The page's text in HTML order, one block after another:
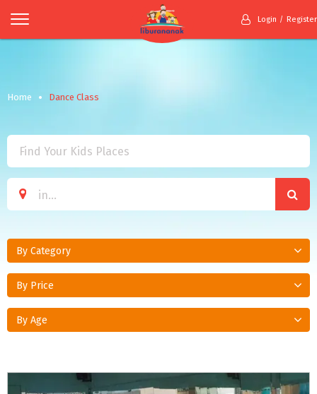
Login Register
Home Dance Class
By Category
By Price
By Age